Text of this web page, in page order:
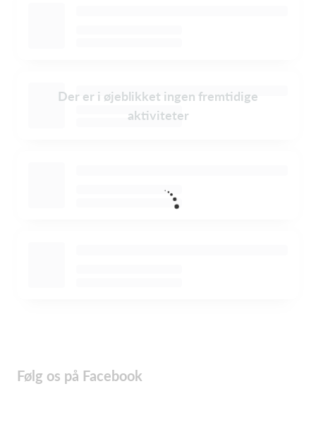
Der er i øjeblikket ingen fremtidige
aktiviteter
Følg os på Facebook